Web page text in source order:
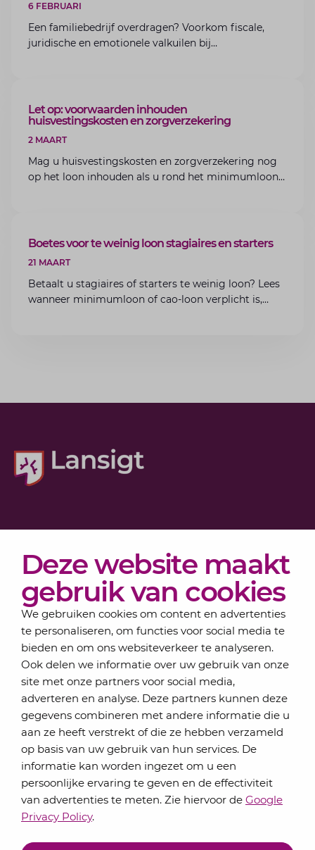
Deze website maakt
gebruik van cookies
We gebruiken cookies om content en advertenties
te personaliseren, om functies voor social media te
bieden en om ons websiteverkeer te analyseren.
Ook delen we informatie over uw gebruik van onze
site met onze partners voor social media,
adverteren en analyse. Deze partners kunnen deze
gegevens combineren met andere informatie die u
aan ze heeft verstrekt of die ze hebben verzameld
op basis van uw gebruik van hun services. De
informatie kan worden ingezet om u een
persoonlijke ervaring te geven en de effectiviteit
van advertenties te meten. Zie hiervoor de Google
Privacy Policy.
6 FEBRUARI
Een familiebedrijf overdragen? Voorkom fiscale,
juridische en emotionele valkuilen bij
ARTIKEL
Let op: voorwaarden inhouden
huisvestingskosten en zorgverzekering
2 MAART
Mag u huisvestingskosten en zorgverzekering nog
op het loon inhouden als u rond het minimumloon
ARTIKEL
Boetes voor te weinig loon stagiaires en starters
21 MAART
Betaalt u stagiaires of starters te weinig loon? Lees
wanneer minimumloon of cao-loon verplicht is,
Actueel
Over Lansigt
Contact
Schrijf je in voor onze nieuwsbrief
Elke maand bundelen de adviseurs van Lansigt in
de eSigt het nieuws.
Jouw emailadres
Inschrijven